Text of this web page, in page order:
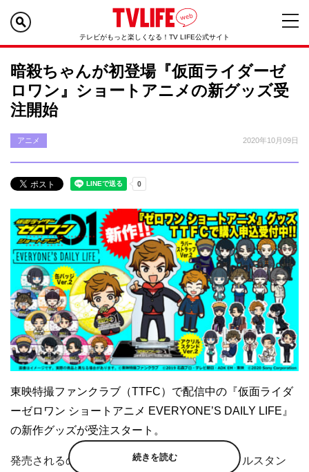
テレビがもっと楽しくなる！TV LIFE公式サイト
暗殺ちゃんが初登場『仮面ライダーゼ
ロワン』ショートアニメの新グッズ受
注開始
アニメ 2020年10月09日
東映特撮ファンクラブ（TTFC）で配信中の『仮面ライダ
ーゼロワン ショートアニメ EVERYONE’S DAILY LIFE』
の新作グッズが受注スタート。
発売されるのは「ラバーストラップ」「アクリルスタン
続きを読む